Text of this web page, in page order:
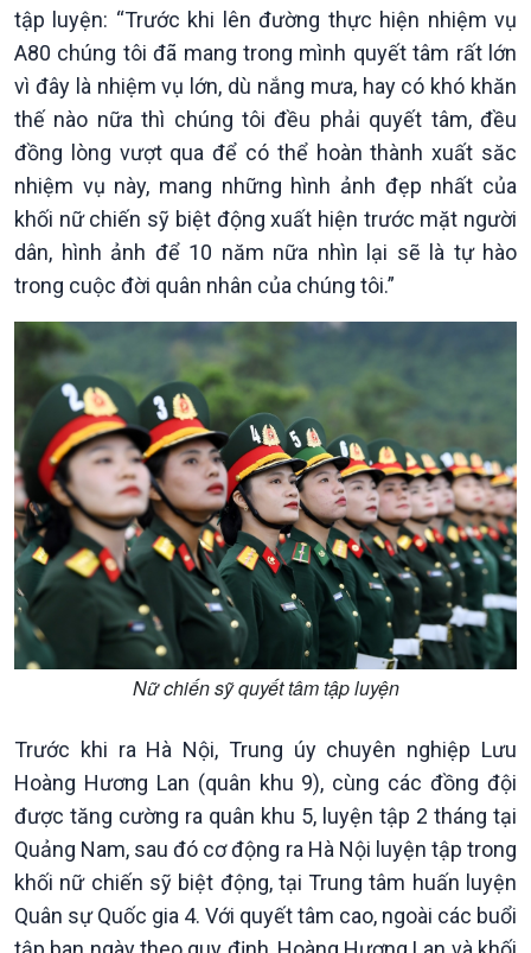
Chính trị
Tin Chính trị
Chính phủ với người dân
Quốc hội với cử tri
Xây dựng đảng
Đảng trong cuộc sống
Nhận diện sự thật
Pháp luật và đời sống
Thế giới
Tin thế giới
Vấn đề quốc tế
Hồ sơ sự kiện quốc tế
Thế giới & Việt Nam
Biên cương - Một dải vững
bền
Kinh tế
Tin Kinh tế
Trước giờ mở cửa
Dòng chảy Kinh tế
Sức sống hàng Việt
Nông nghiệp & Biển đảo
Tin Nông nghiệp & Biển
đảo
Mùa vàng
Biển đảo Việt Nam
tập luyện: “Trước khi lên đường thực hiện nhiệm vụ
A80 chúng tôi đã mang trong mình quyết tâm rất lớn
vì đây là nhiệm vụ lớn, dù nắng mưa, hay có khó khăn
thế nào nữa thì chúng tôi đều phải quyết tâm, đều
đồng lòng vượt qua để có thể hoàn thành xuất săc
nhiệm vụ này, mang những hình ảnh đẹp nhất của
khối nữ chiến sỹ biệt động xuất hiện trước mặt người
dân, hình ảnh để 10 năm nữa nhìn lại sẽ là tự hào
trong cuộc đời quân nhân của chúng tôi.”
Nữ chiến sỹ quyết tâm tập luyện
Trước khi ra Hà Nội, Trung úy chuyên nghiệp Lưu
Hoàng Hương Lan (quân khu 9), cùng các đồng đội
được tăng cường ra quân khu 5, luyện tập 2 tháng tại
Quảng Nam, sau đó cơ động ra Hà Nội luyện tập trong
khối nữ chiến sỹ biệt động, tại Trung tâm huấn luyện
Quân sự Quốc gia 4. Với quyết tâm cao, ngoài các buổi